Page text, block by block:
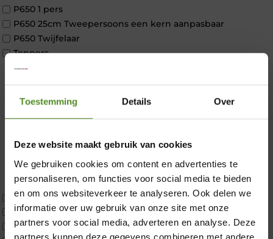
Toestemming Details Over
Deze website maakt gebruik van cookies
We gebruiken cookies om content en advertenties te
personaliseren, om functies voor social media te bieden
en om ons websiteverkeer te analyseren. Ook delen we
informatie over uw gebruik van onze site met onze
partners voor social media, adverteren en analyse. Deze
partners kunnen deze gegevens combineren met andere
P650 1 pers
P650 25cm Tweepersoons een kern aanpasbaar
P650 Twijfelaar
Toppers
Maatvoering
2 personen
2 personen split
Materiaal
Latex
Traagschuim
Tweepersoons 1 kern
Tweepersoons 1 kern product
Tweepersoons 2 kernen
×